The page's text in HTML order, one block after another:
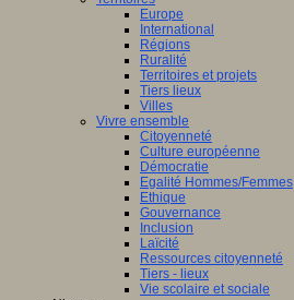
Europe
International
Régions
Ruralité
Territoires et projets
Tiers lieux
Villes
Vivre ensemble
Citoyenneté
Culture européenne
Démocratie
Egalité Hommes/Femmes
Ethique
Gouvernance
Inclusion
Laïcité
Ressources citoyenneté
Tiers - lieux
Vie scolaire et sociale